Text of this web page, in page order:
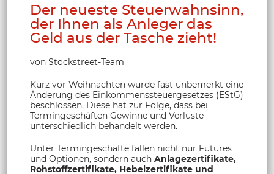
Der neueste Steuerwahnsinn,
der Ihnen als Anleger das
Geld aus der Tasche zieht!
von Stockstreet-Team
Kurz vor Weihnachten wurde fast unbemerkt eine
Änderung des Einkommenssteuergesetzes (EStG)
beschlossen. Diese hat zur Folge, dass bei
Termingeschäften Gewinne und Verluste
unterschiedlich behandelt werden.
Unter Termingeschäfte fallen nicht nur Futures
und Optionen, sondern auch Anlagezertifikate,
Rohstoffzertifikate, Hebelzertifikate und